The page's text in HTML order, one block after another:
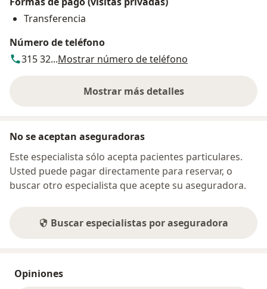
Transferencia
Número de teléfono
315 32...Mostrar número de teléfono
Mostrar más detalles
sobre la dirección
No se aceptan aseguradoras
Este especialista sólo acepta pacientes particulares.
Usted puede pagar directamente para reservar, o
buscar otro especialista que acepte su aseguradora.
Buscar especialistas por aseguradora
Opiniones